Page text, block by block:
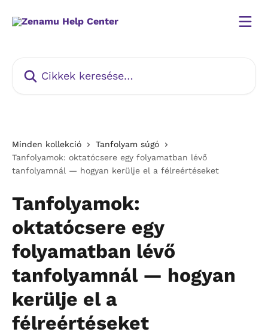
Minden kollekció
Tanfolyam súgó
Tanfolyamok: oktatócsere egy folyamatban lévő
tanfolyamnál — hogyan kerülje el a félreértéseket
Tanfolyamok:
oktatócsere egy
folyamatban lévő
tanfolyamnál — hogyan
kerülje el a
félreértéseket